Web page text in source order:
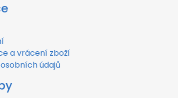
a vrácení zboží
údajů